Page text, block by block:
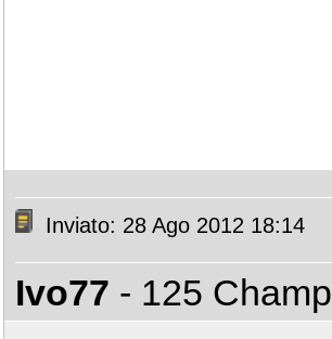
Inviato: 28 Ago 2012 18:14
Ivo77 - 125 Champ